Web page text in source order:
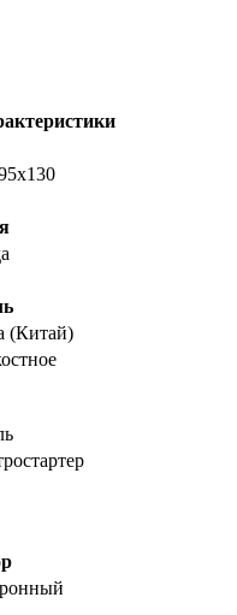
(Китай)